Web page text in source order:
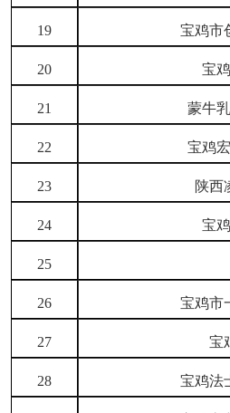
19 宝鸡市
20 宝
21 蒙牛
22 宝鸡
23 陕西
24 宝
25
26 宝鸡市
27 宝
28 宝鸡法